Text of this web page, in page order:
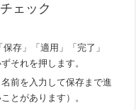
ェック
存」「適用」「完了」
それを押します。
前を入力して保存まで進
とがあります）。